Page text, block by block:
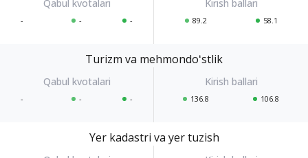
- - - 89.2 58.1
Turizm va mehmondoʻstlik
- - - 136.8 106.8
Yer kadastri va yer tuzish